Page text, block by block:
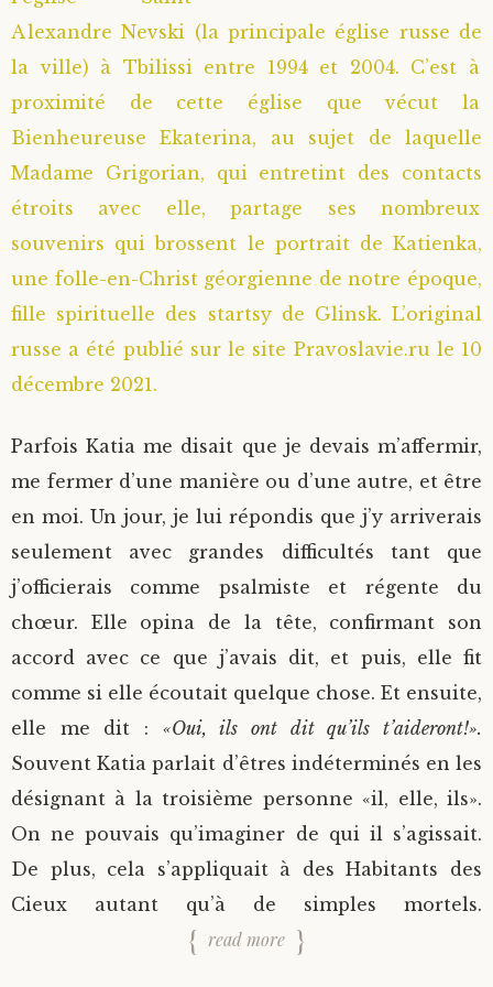
Saint Sophrony l’Athonite
Sainte Xenia
Sainte Matrone de Moscou
Staritsa Marie Makovkine
Natalia de Vyritsa
Staritsa Anastasia
Archimandrite Lazare (Abachidzé)
Geronda Arsenios le Spiléote
Gerondissa Makrina (Vassopoulou)
Archimandrite Nathanaël (Pospelov)
Père Héliodore
Alexandre Nevski (la principale église russe de
la ville) à Tbilissi entre 1994 et 2004. C’est à
proximité de cette église que vécut la
Bienheureuse Ekaterina, au sujet de laquelle
Madame Grigorian, qui entretint des contacts
étroits avec elle, partage ses nombreux
souvenirs qui brossent le portrait de Katienka,
une folle-en-Christ géorgienne de notre époque,
fille spirituelle des startsy de Glinsk. L’original
russe a été publié sur le site Pravoslavie.ru le 10
décembre 2021.
Parfois Katia me disait que je devais m’affermir,
me fermer d’une manière ou d’une autre, et être
en moi. Un jour, je lui répondis que j’y arriverais
seulement avec grandes difficultés tant que
j’officierais comme psalmiste et régente du
chœur. Elle opina de la tête, confirmant son
accord avec ce que j’avais dit, et puis, elle fit
comme si elle écoutait quelque chose. Et ensuite,
elle me dit : «Oui, ils ont dit qu’ils t’aideront!».
Souvent Katia parlait d’êtres indéterminés en les
désignant à la troisième personne «il, elle, ils».
On ne pouvais qu’imaginer de qui il s’agissait.
De plus, cela s’appliquait à des Habitants des
Cieux autant qu’à de simples mortels.
read more